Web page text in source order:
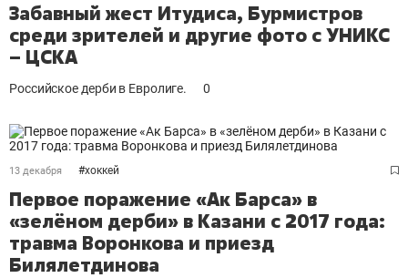
Забавный жест Итудиса, Бурмистров
среди зрителей и другие фото с УНИКС
– ЦСКА
Российское дерби в Евролиге. 0
13 декабря #хоккей
Первое поражение «Ак Барса» в
«зелёном дерби» в Казани с 2017 года:
травма Воронкова и приезд
Билялетдинова